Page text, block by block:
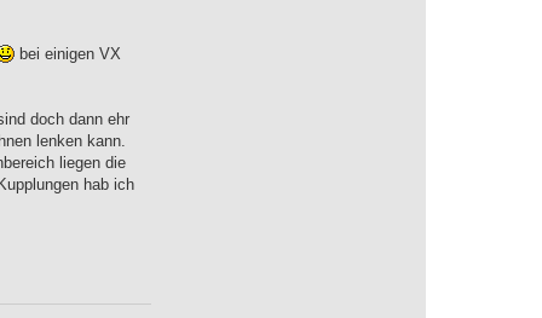
bei einigen VX
doch dann ehr
lenken kann.
liegen die
hab ich